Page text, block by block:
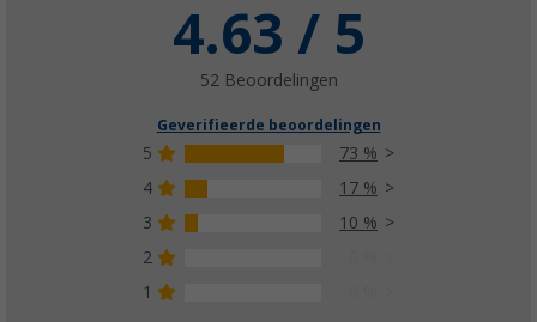
4.63 / 5
52 Beoordelingen
Geverifieerde beoordelingen
5
73 %
4
17 %
3
10 %
2
1